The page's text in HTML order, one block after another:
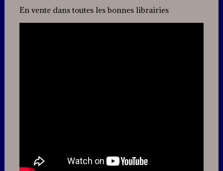
En vente dans toutes les bonnes librairies